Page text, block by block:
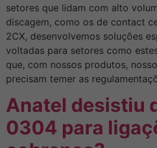
setores que lidam com alto
discagem, como os de contact
2CX, desenvolvemos soluções
voltadas para setores como
que, com nossos produtos,
precisam temer as
Anatel desistiu
0304 para